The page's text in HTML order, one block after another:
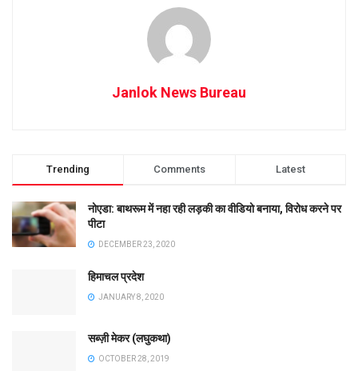
Janlok News Bureau
Trending Comments Latest
नोएडा: बाथरूम में नहा रही लड़की का वीडियो बनाया, विरोध करने पर
पीटा
DECEMBER 23, 2020
हिमाचल प्रदेश
JANUARY 8, 2020
सब्ज़ी मेकर (लघुकथा)
OCTOBER 28, 2019